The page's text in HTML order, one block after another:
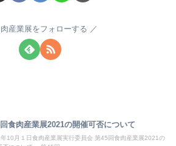
産業展をフォローする
食肉産業展2021の開催可否について
10月１日食肉産業展実行委員会 第45回食肉産業展2021の